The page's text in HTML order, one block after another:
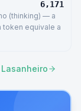
6,171
(thinking) — a
token equivale a